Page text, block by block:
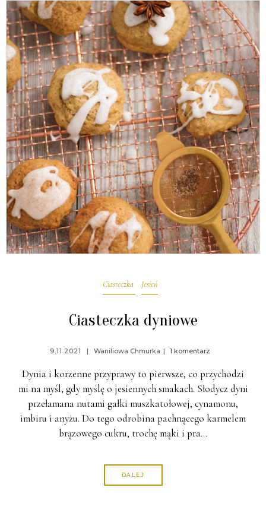
Ciasteczka Jesień
Ciasteczka dyniowe
9.11.2021 Waniliowa Chmurka 1 komentarz
Dynia i korzenne przyprawy to pierwsze, co przychodzi
mi na myśl, gdy myślę o jesiennych smakach. Słodycz dyni
przełamana nutami gałki muszkatołowej, cynamonu,
imbiru i anyżu. Do tego odrobina pachnącego karmelem
brązowego cukru, trochę mąki i pra…
DALEJ